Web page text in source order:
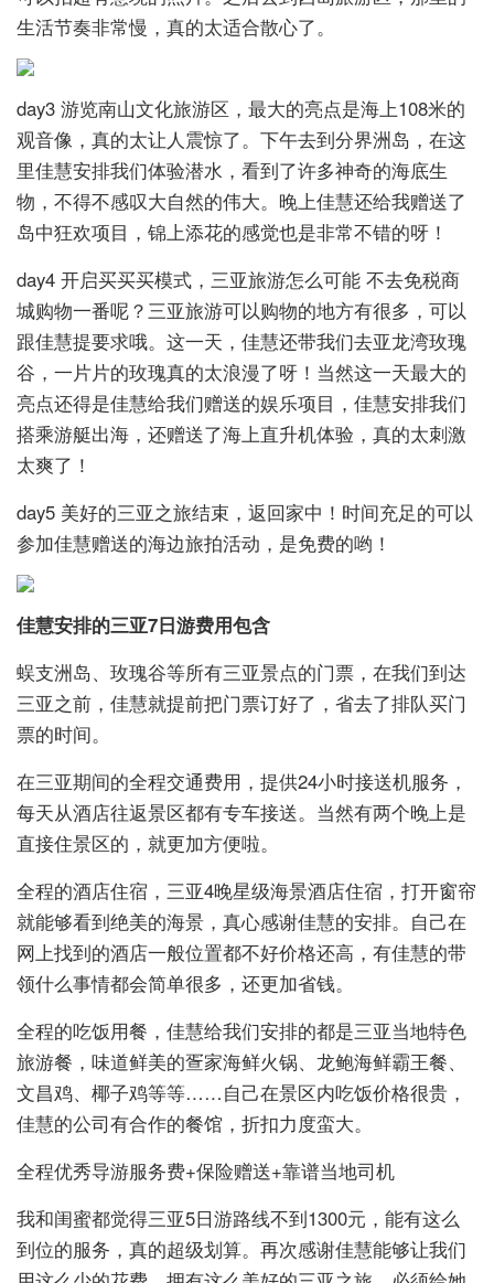
生活节奏非常慢，真的太适合散心了。
day3 游览南山文化旅游区，最大的亮点是海上108米的
观音像，真的太让人震惊了。下午去到分界洲岛，在这
里佳慧安排我们体验潜水，看到了许多神奇的海底生
物，不得不感叹大自然的伟大。晚上佳慧还给我赠送了
岛中狂欢项目，锦上添花的感觉也是非常不错的呀！
day4 开启买买买模式，三亚旅游怎么可能 不去免税商
城购物一番呢？三亚旅游可以购物的地方有很多，可以
跟佳慧提要求哦。这一天，佳慧还带我们去亚龙湾玫瑰
谷，一片片的玫瑰真的太浪漫了呀！当然这一天最大的
亮点还得是佳慧给我们赠送的娱乐项目，佳慧安排我们
搭乘游艇出海，还赠送了海上直升机体验，真的太刺激
太爽了！
day5 美好的三亚之旅结束，返回家中！时间充足的可以
参加佳慧赠送的海边旅拍活动，是免费的哟！
佳慧安排的三亚7日游费用包含
蜈支洲岛、玫瑰谷等所有三亚景点的门票，在我们到达
三亚之前，佳慧就提前把门票订好了，省去了排队买门
票的时间。
在三亚期间的全程交通费用，提供24小时接送机服务，
每天从酒店往返景区都有专车接送。当然有两个晚上是
直接住景区的，就更加方便啦。
全程的酒店住宿，三亚4晚星级海景酒店住宿，打开窗帘
就能够看到绝美的海景，真心感谢佳慧的安排。自己在
网上找到的酒店一般位置都不好价格还高，有佳慧的带
领什么事情都会简单很多，还更加省钱。
全程的吃饭用餐，佳慧给我们安排的都是三亚当地特色
旅游餐，味道鲜美的疍家海鲜火锅、龙鲍海鲜霸王餐、
文昌鸡、椰子鸡等等……自己在景区内吃饭价格很贵，
佳慧的公司有合作的餐馆，折扣力度蛮大。
全程优秀导游服务费+保险赠送+靠谱当地司机
我和闺蜜都觉得三亚5日游路线不到1300元，能有这么
到位的服务，真的超级划算。再次感谢佳慧能够让我们